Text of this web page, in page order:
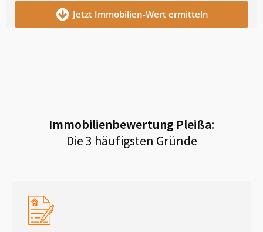
Jetzt Immobilien-Wert ermitteln
Immobilienbewertung Pleißa:
Die 3 häufigsten Gründe